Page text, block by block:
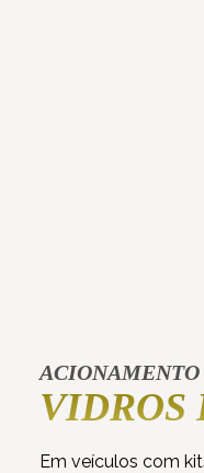
ACIONAMENTO
VIDROS
Em veículos com